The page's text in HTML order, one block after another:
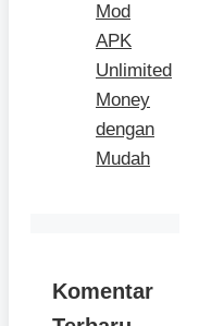
Mod
APK
Unlimited
Money
dengan
Mudah
Komentar